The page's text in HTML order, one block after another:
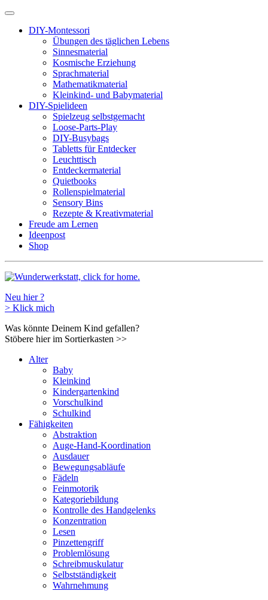
DIY-Montessori
Übungen des täglichen Lebens
Sinnesmaterial
Kosmische Erziehung
Sprachmaterial
Mathematikmaterial
Kleinkind- und Babymaterial
DIY-Spielideen
Spielzeug selbstgemacht
Loose-Parts-Play
DIY-Busybags
Tabletts für Entdecker
Leuchttisch
Entdeckermaterial
Quietbooks
Rollenspielmaterial
Sensory Bins
Rezepte & Kreativmaterial
Freude am Lernen
Ideenpost
Shop
Neu hier ?
> Klick mich
Was könnte Deinem Kind gefallen?
Stöbere hier im Sortierkasten >>
Alter
Baby
Kleinkind
Kindergartenkind
Vorschulkind
Schulkind
Fähigkeiten
Abstraktion
Auge-Hand-Koordination
Ausdauer
Bewegungsabläufe
Fädeln
Feinmotorik
Kategoriebildung
Kontrolle des Handgelenks
Konzentration
Lesen
Pinzettengriff
Problemlösung
Schreibmuskulatur
Selbstständigkeit
Wahrnehmung